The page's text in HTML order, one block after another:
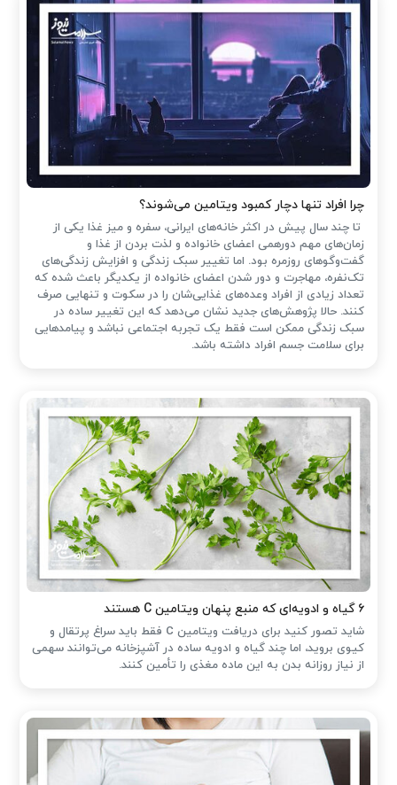
چرا افراد تنها دچار کمبود ویتامین می‌شوند؟
تا چند سال پیش در اکثر خانه‌های ایرانی، سفره و میز غذا یکی از
زمان‌های مهم دورهمی اعضای خانواده و لذت بردن از غذا و
گفت‌وگوهای روزمره بود. اما تغییر سبک زندگی و افزایش زندگی‌های
تک‌نفره، مهاجرت و دور شدن اعضای خانواده از یکدیگر باعث شده که
تعداد زیادی از افراد وعده‌های غذایی‌شان را در سکوت و تنهایی صرف
کنند. حالا پژوهش‌های جدید نشان می‌دهد که این تغییر ساده در
سبک زندگی ممکن است فقط یک تجربه اجتماعی نباشد و پیامدهایی
برای سلامت جسم افراد داشته باشد.
۶ گیاه و ادویه‌ای که منبع پنهان ویتامین C هستند
شاید تصور کنید برای دریافت ویتامین C فقط باید سراغ پرتقال و
کیوی بروید، اما چند گیاه و ادویه ساده در آشپزخانه می‌توانند سهمی
از نیاز روزانه بدن به این ماده مغذی را تأمین کنند.